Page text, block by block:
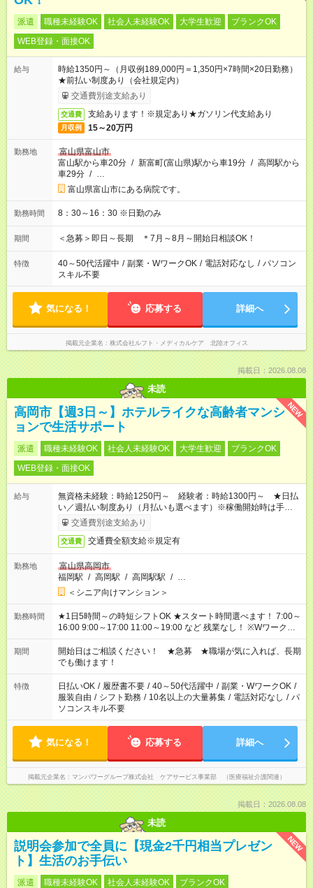
派遣 職種未経験OK 社会人未経験OK 大学生歓迎
ブランクOK
WEB登録・面接OK
給与
時給1350円～（月収例189,000円＝1,350円×7時間×20日勤務）
★前払い制度あり（会社規定内）
交通費別途支給あり
交通費 支給あります！※規定あり★ガソリン代支給あり
月収例 15～20万円
勤務地
富山県富山市
富山駅から車20分 / 新富町(富山県)駅から車19分 / 高岡駅から
車29分 / …
富山県富山市にある病院です。
勤務時間 8：30～16：30 ※日勤のみ
期間 ＜急募＞即日～長期 ＊7月～8月～開始日相談OK！
特徴 40～50代活躍中 / 副業・WワークOK / 電話対応なし / パソコン
スキル不要
気になる！ 応募する 詳細へ
掲載元企業名 株式会社ルフト・メディカルケア 北陸オフィス
掲載日：2026.08.08
未読
NEW
高岡市【週3日～】ホテルライクな高齢者マンシ
ョンで生活サポート
派遣 職種未経験OK 社会人未経験OK 大学生歓迎
ブランクOK
WEB登録・面接OK
給与
無資格未経験：時給1250円～ 経験者：時給1300円～ ★日払
い／週払い制度あり（月払いも選べます）※稼働開始時は手続き
完了次第のお支払いとなります。
交通費別途支給あり
交通費 交通費全額支給※規定有
勤務地
富山県高岡市
福岡駅 / 高岡駅 / 高岡駅駅 / …
＜シニア向けマンション＞
勤務時間
★1日5時間～の時短シフトOK ★スタート時間選べます！ 7:00～
16:00 9:00～17:00 11:00～19:00 など 残業なし！ ※Wワークの
場合、他のお仕事と合わせ週40時間超の就業はご案内できませ
ん ※法令に基づき、週20時間以上勤務は社会保険への加入対象
となります ※労働者派遣法（日雇い派遣の原則禁止）により、
短時間・短期間の就業はご案内が難しい場合があります
期間
開始日はご相談ください！ ★急募 ★職場が気に入れば、長期
でも働けます！
特徴 日払いOK / 履歴書不要 / 40～50代活躍中 / 副業・WワークOK /
服装自由 / シフト勤務 / 10名以上の大量募集 / 電話対応なし / パ
ソコンスキル不要
気になる！ 応募する 詳細へ
掲載元企業名 マンパワーグループ株式会社 ケアサービス事業部 （医療福祉介護関連）
掲載日：2026.08.08
未読
NEW
説明会参加で全員に【現金2千円相当プレゼン
ト】生活のお手伝い
派遣 職種未経験OK 社会人未経験OK
ブランクOK